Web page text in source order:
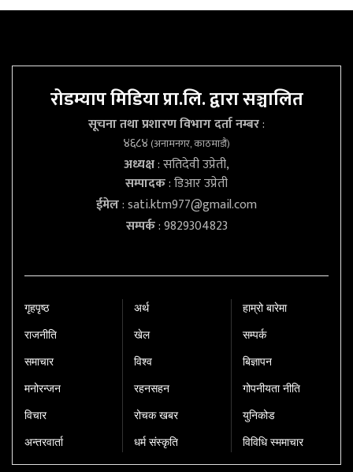
रोडम्याप मिडिया प्रा.लि. द्वारा सञ्चालित
सूचना तथा प्रशारण विभाग दर्ता नम्बर:
४६८४(अनामनगर, काठमाडौं)
अध्यक्ष: सतिदेवी उप्रेती,
सम्पादक: डिआर उप्रेती
ईमेल:sati.ktm977@gmail.com
सम्पर्क: 9829304823
गृहपृष्‍ठ
राजनीति
समाचार
मनोरन्जन
विचार
अन्तरवार्ता
अर्थ
खेल
विश्व
रहनसहन
रोचक खबर
धर्म संस्कृति
हाम्रो बारेमा
सम्पर्क
बिज्ञापन
गोपनीयता नीति
युनिकोड
विविधि स्ममाचार